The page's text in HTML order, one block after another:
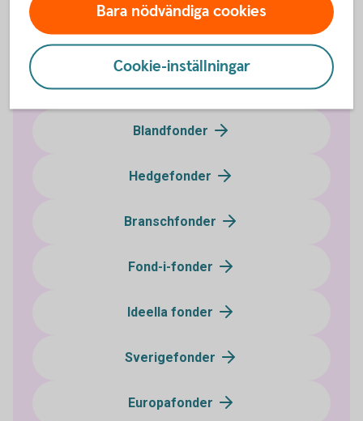
Räntefonder
Aktiefonder
Blandfonder
Hedgefonder
Branschfonder
Fond-i-fonder
Ideella fonder
Sverigefonder
Europafonder
Bara nödvändiga cookies
Cookie-inställningar